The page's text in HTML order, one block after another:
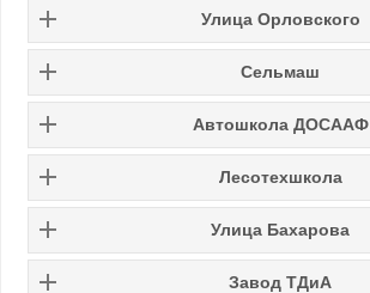
Улица Орловского
Сельмаш
Автошкола ДОСААФ
Лесотехшкола
Улица Бахарова
Завод ТДиА